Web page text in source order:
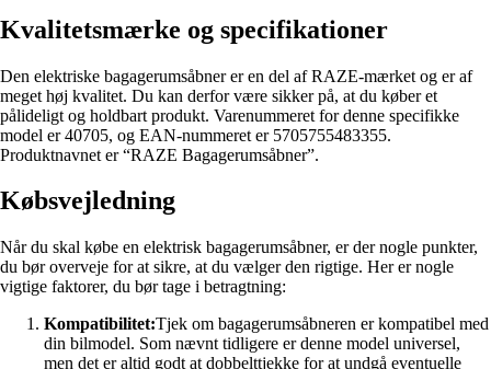
Kvalitetsmærke og specifikationer
Den elektriske bagagerumsåbner er en del af RAZE-mærket og er af
meget høj kvalitet. Du kan derfor være sikker på, at du køber et
pålideligt og holdbart produkt. Varenummeret for denne specifikke
model er 40705, og EAN-nummeret er 5705755483355.
Produktnavnet er “RAZE Bagagerumsåbner”.
Købsvejledning
Når du skal købe en elektrisk bagagerumsåbner, er der nogle punkter,
du bør overveje for at sikre, at du vælger den rigtige. Her er nogle
vigtige faktorer, du bør tage i betragtning:
Kompatibilitet:Tjek om bagagerumsåbneren er kompatibel med
din bilmodel. Som nævnt tidligere er denne model universel,
men det er altid godt at dobbelttjekke for at undgå eventuelle